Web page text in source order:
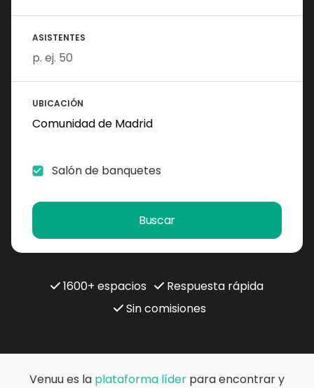
ASISTENTES
UBICACIÓN
Salón de banquetes
Buscar
1600+ espacios
Respuesta rápida
Sin comisiones
Venuu es la plataforma líder para encontrar y